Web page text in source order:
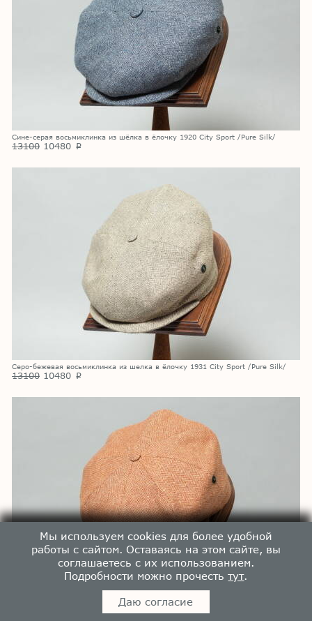
Cине-серая восьмиклинка из шёлка в ёлочку 1920 City Sport /Pure Silk/
13100 10480 p
Серо-бежевая восьмиклинка из шелка в ёлочку 1931 City Sport /Pure Silk/
13100 10480 p
Мы используем cookies для более удобной
работы с сайтом. Оставаясь на этом сайте, вы
соглашаетесь с их использованием.
Подробности можно прочестьтут.
Даю согласие